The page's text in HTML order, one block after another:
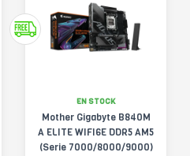
EN STOCK
Mother Gigabyte B840M
A ELITE WIFI6E DDR5 AM5
(Serie 7000/8000/9000)